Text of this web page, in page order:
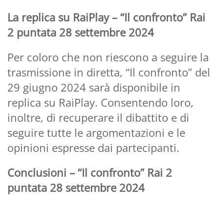
La replica su RaiPlay – “Il confronto” Rai
2 puntata 28 settembre 2024
Per coloro che non riescono a seguire la
trasmissione in diretta, “Il confronto” del
29 giugno 2024 sarà disponibile in
replica su RaiPlay. Consentendo loro,
inoltre, di recuperare il dibattito e di
seguire tutte le argomentazioni e le
opinioni espresse dai partecipanti.
Conclusioni – “Il confronto” Rai 2
puntata 28 settembre 2024